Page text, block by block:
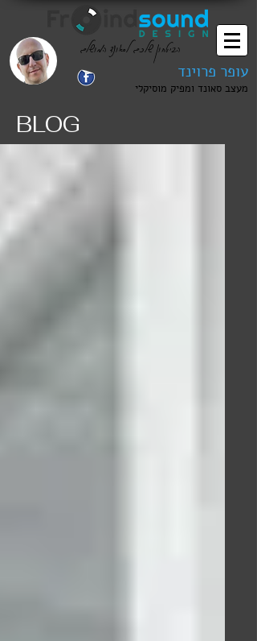
עופר פרוינד
מעצב סאונד ומפיק מוסיקלי
הביטחון שלכם לסאונד המושלם
BLOG